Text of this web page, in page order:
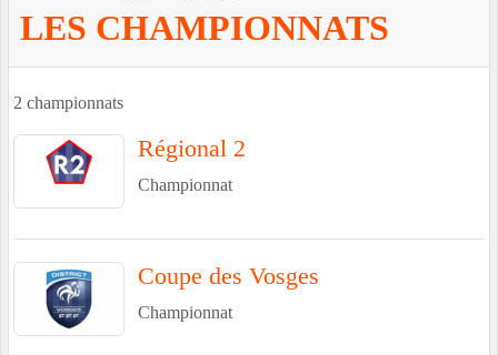
LES CHAMPIONNATS
2 championnats
Régional 2
Championnat
Coupe des Vosges
Championnat